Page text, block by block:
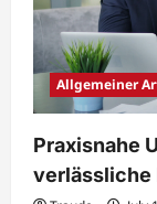
Allgemeiner
Praxisnahe
verlässliche